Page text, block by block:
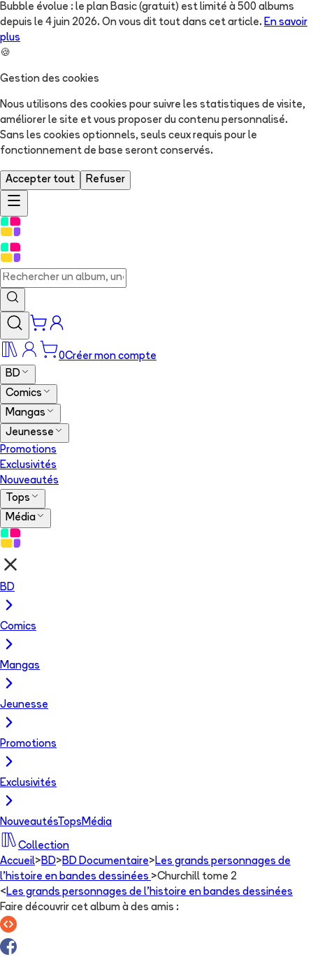
Bubble évolue : le plan Basic (gratuit) est limité à 500 albums
depuis le 4 juin 2026. On vous dit tout dans cet article. En savoir
plus
🍪
Gestion des cookies
Nous utilisons des cookies pour suivre les statistiques de visite,
améliorer le site et vous proposer du contenu personnalisé.
Sans les cookies optionnels, seuls ceux requis pour le
fonctionnement de base seront conservés.
Accepter tout Refuser
0Créer mon compte
BD
Comics
Mangas
Jeunesse
Promotions
Exclusivités
Nouveautés
Tops
Média
BD
Comics
Mangas
Jeunesse
Promotions
Exclusivités
NouveautésTops Média
Collection
Accueil> BD> BD Documentaire> Les grands personnages de
l’histoire en bandes dessinées >Churchill tome 2
< Les grands personnages de l’histoire en bandes dessinées
Faire découvrir cet album à des amis :